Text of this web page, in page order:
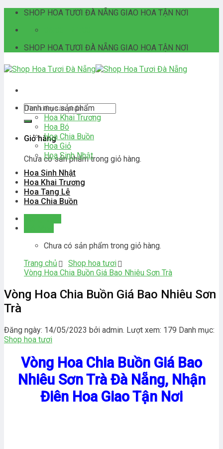
Skip
content
SHOP HOA TƯƠI ĐÀ NẴNG GIAO HOA TẬN NƠI
SHOP HOA TƯƠI ĐÀ NẴNG GIAO HOA TẬN NƠI
Tìm
kiếm:
Giỏ hàng
Chưa có sản phẩm trong giỏ hàng.
Danh mục sản phẩm
Hoa Khai Trương
Hoa Bó
Hoa Chia Buồn
Hoa Giỏ
Hoa Sinh Nhật
Hoa Sinh Nhật
Hoa Khai Trương
Hoa Tang Lễ
Hoa Chia Buồn
Chưa có sản phẩm trong giỏ hàng.
Trang chủ
Shop hoa tươi
Vòng Hoa Chia Buồn Giá Bao Nhiêu Sơn Trà
Vòng Hoa Chia Buồn Giá Bao Nhiêu Sơn
Trà
Đăng ngày: 14/05/2023 bởi admin. Lượt xem: 179 Danh mục:
Shop hoa tươi
Vòng Hoa Chia Buồn Giá Bao
Nhiêu Sơn Trà Đà Nẵng, Nhận
Điên Hoa Giao Tận Nơi